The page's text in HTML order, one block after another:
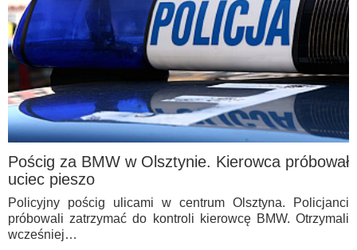
Pościg za BMW w Olsztynie. Kierowca próbował
uciec pieszo
Policyjny pościg ulicami w centrum Olsztyna. Policjanci
próbowali zatrzymać do kontroli kierowcę BMW. Otrzymali
wcześniej…